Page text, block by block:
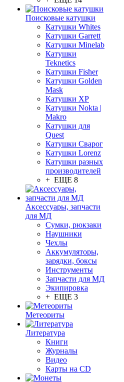
Поисковые катушки
Катушки Whites
Катушки Garrett
Катушки Minelab
Катушки
Teknetics
Катушки Fisher
Катушки Golden
Mask
Катушки XP
Катушки Nokta |
Makro
Катушки для
Quest
Катушки Сварог
Катушки Lorenz
Катушки разных
производителей
+ ЕЩЕ 8
Аксессуары, запчасти
для МД
Сумки, рюкзаки
Наушники
Чехлы
Аккумуляторы,
зарядки, боксы
Инструменты
Запчасти для МД
Экипировка
+ ЕЩЕ 3
Метеориты
Литература
Книги
Журналы
Видео
Карты на CD